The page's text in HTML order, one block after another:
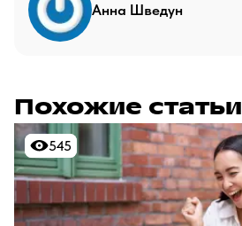
Анна Шведун
Похожие статьи
545
545